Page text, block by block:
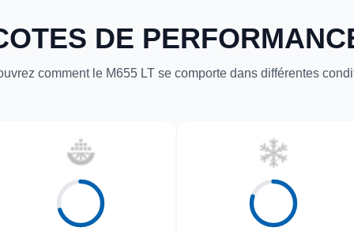
DE
comment le M655 LT se comporte dans différentes